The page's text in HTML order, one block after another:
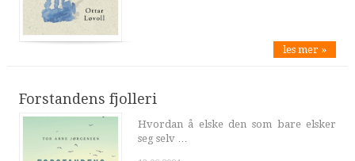
les mer »
Forstandens fjolleri
Hvordan å elske den som bare elsker
seg selv …